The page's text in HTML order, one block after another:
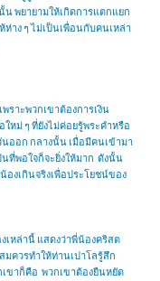
พยายามให้เกิดการแตกแยก
ห่าง ๆ ไม่เป็นเพื่อนกับคนเหล่า
ราะพวกเขาต้องการเงิน
หม่ ๆ ที่ยังไม่ค่อยรู้พระคำหรือ
ออก กลางนั้น เมื่อมีคนเข้ามา
ที่พอใจก็จะยิ่งให้มาก ดังนั้น
องเกินจริงเพื่อประโยชน์ของ
เหล่านี้ แสดงว่าพี่น้องคริสต
มควรทำให้ท่านเปาโลรู้สึก
ขาก็คือ พวกเขาต้องยืนหยัด